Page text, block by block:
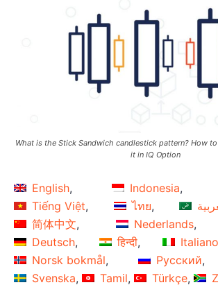
What is the Stick Sandwich candlestick pattern? How
it in IQ Option
English Indonesia
Tiếng Việt
ไทย
简体中文
Nederlands
Deutsch
हिन्दी Italiano
Norsk bokmål
Русский
Svenska
Tamil Türkçe